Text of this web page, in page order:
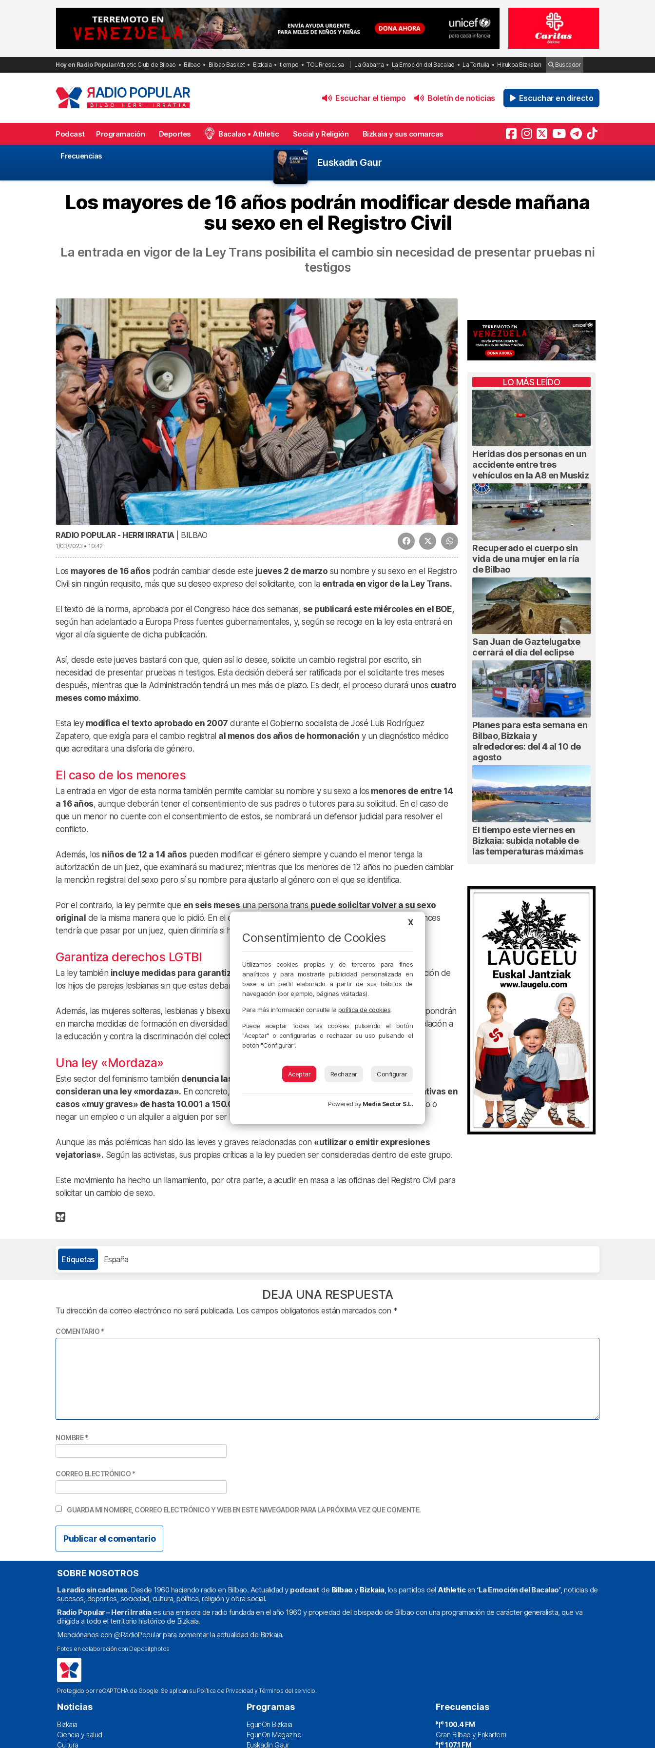
Hoy en Radio PopularAthletic Club de Bilbao Bilbao Bilbao Basket Bizkaia tiempo TOURrescusa La Gabarra La Emoción del Bacalao La Tertulia Hirukoa Bizkaian Buscador
RADIO POPULAR
BILBO HERRI IRRATIA
Escuchar el tiempo Boletín de noticias Escuchar en directo
Podcast Programación Deportes Bacalao • Athletic Social y Religión Bizkaia y sus comarcas
Frecuencias
Euskadin Gaur
Los mayores de 16 años podrán modificar desde mañana
su sexo en el Registro Civil
La entrada en vigor de la Ley Trans posibilita el cambio sin necesidad de presentar pruebas ni
testigos
RADIO POPULAR - HERRI IRRATIA| BILBAO
1/03/2023 • 10:42
Los mayores de 16 años podrán cambiar desde este jueves 2 de marzo su nombre y su sexo en el Registro
Civil sin ningún requisito, más que su deseo expreso del solicitante, con la entrada en vigor de la Ley Trans.
El texto de la norma, aprobada por el Congreso hace dos semanas, se publicará este miércoles en el BOE,
según han adelantado a Europa Press fuentes gubernamentales, y, según se recoge en la ley esta entrará en
vigor al día siguiente de dicha publicación.
Así, desde este jueves bastará con que, quien así lo desee, solicite un cambio registral por escrito, sin
necesidad de presentar pruebas ni testigos. Esta decisión deberá ser ratificada por el solicitante tres meses
después, mientras que la Administración tendrá un mes más de plazo. Es decir, el proceso durará unos cuatro
meses como máximo.
Esta ley modifica el texto aprobado en 2007 durante el Gobierno socialista de José Luis Rodríguez
Zapatero, que exigía para el cambio registral al menos dos años de hormonación y un diagnóstico médico
que acreditara una disforia de género.
El caso de los menores
La entrada en vigor de esta norma también permite cambiar su nombre y su sexo a los menores de entre 14
a 16 años, aunque deberán tener el consentimiento de sus padres o tutores para su solicitud. En el caso de
que un menor no cuente con el consentimiento de estos, se nombrará un defensor judicial para resolver el
conflicto.
Además, los niños de 12 a 14 años pueden modificar el género siempre y cuando el menor tenga la
autorización de un juez, que examinará su madurez; mientras que los menores de 12 años no pueden cambiar
la mención registral del sexo pero sí su nombre para ajustarlo al género con el que se identifica.
Por el contrario, la ley permite que en seis mesesuna persona transpuede solicitar volver a su sexo
original de la misma manera que lo pidió. En el caso de que quisiera modificarlo por tercera vez, entonces
tendría que pasar por un juez, quien dirimiría si hay visos de un fraude de ley.
Garantiza derechos LGTBI
La ley también incluye medidas para garantizar los derechosde las personasLGTBI,como la filiación de
los hijos de parejas lesbianas sin que estas deban estar casadas.
Además, las mujeres solteras, lesbianas y bisexuales tendrán acceso a lareproducción asistida
y se pondrán
en marcha medidas de formación en diversidad para asistentes de personas mayores o medidas en relación a
la educación y contra la discriminación del colectivo.
Una ley «Mordaza»
Este sector del feminismo también denuncia las sanciones
que se imponen con esta norma, que
consideran una ley «mordaza». En concreto, desde este jueves, se impondránmultas administrativas en
casos «muy graves» de hasta 10.001 a 150.000 euros
, que son aquellos relacionados con el acoso o
negar un empleo o un alquiler a alguien por ser LGTBI.
Aunque las más polémicas han sido las leves y graves relacionadas con «utilizar o emitir expresiones
vejatorias». Según las activistas, sus propias críticas a la ley pueden ser consideradas dentro de este grupo.
Este movimiento ha hecho un llamamiento, por otra parte, a acudir en masa a las oficinas del Registro Civil para
solicitar un cambio de sexo.
LO MÁS LEÍDO
Heridas dos personas en un
accidente entre tres
vehículos en la A8 en Muskiz
Recuperado el cuerpo sin
vida de una mujer en la ría
de Bilbao
San Juan de Gaztelugatxe
cerrará el día del eclipse
Planes para esta semana en
Bilbao, Bizkaia y
alrededores: del 4 al 10 de
agosto
El tiempo este viernes en
Bizkaia: subida notable de
las temperaturas máximas
Etiquetas España
DEJA UNA RESPUESTA
Tu dirección de correo electrónico no será publicada. Los campos obligatorios están marcados con *
COMENTARIO *
NOMBRE*
CORREO ELECTRÓNICO *
GUARDA MI NOMBRE, CORREO ELECTRÓNICO Y WEB EN ESTE NAVEGADOR PARA LA PRÓXIMA VEZ QUE COMENTE.
SOBRE NOSOTROS
La radio sin cadenas. Desde 1960 haciendo radio en Bilbao. Actualidad y podcast de Bilbao y Bizkaia, los partidos del Athleticen ‘La Emoción del Bacalao’, noticias de
sucesos, deportes, sociedad, cultura, política, religión y obra social.
Radio Popular – Herri Irratiaes una emisora de radio fundada en el año 1960 y propiedad del obispado de Bilbao con una programación de carácter generalista, que va
dirigida a todo el territorio histórico de Bizkaia.
Menciónanos con @RadioPopularpara comentar la actualidad de Bizkaia.
Fotos en colaboración con Depositphotos
Protegido por reCAPTCHA de Google. Se aplican su Política de Privacidad yTérminos del servicio.
Noticias
Bizkaia
Ciencia y salud
Cultura
Programas
EgunOn Bizkaia
EgunOn Magazine
Euskadin Gaur
Frecuencias
100.4 FM
Gran Bilbao y Enkarterri
107.1 FM
X
Consentimiento de Cookies
Utilizamos cookies propias y de terceros para fines
analíticos y para mostrarle publicidad personalizada en
base a un perfil elaborado a partir de sus hábitos de
navegación (por ejemplo, páginas visitadas).
Para más información consulte la política de cookies.
Puede aceptar todas las cookies pulsando el botón
"Aceptar" o configurarlas o rechazar su uso pulsando el
botón "Configurar".
Aceptar Rechazar Configurar
Powered by Media Sector S.L.